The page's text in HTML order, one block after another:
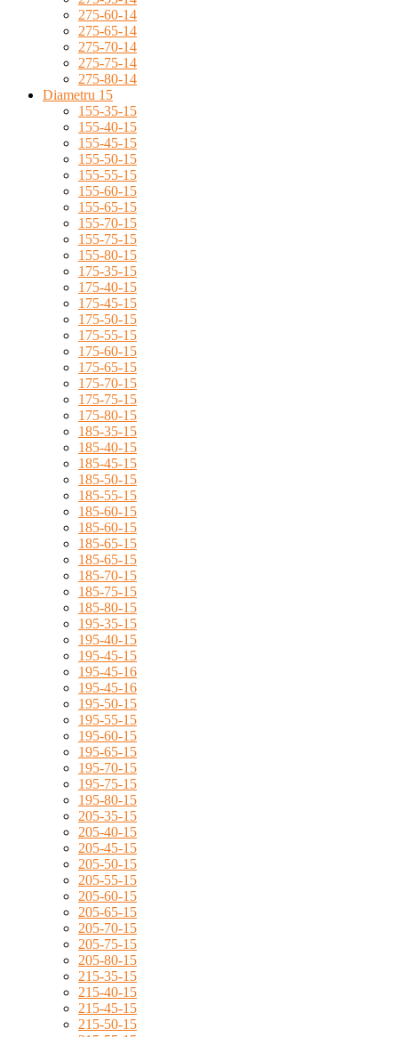
275-60-14
275-65-14
275-70-14
275-75-14
275-80-14
Diametru 15
155-35-15
155-40-15
155-45-15
155-50-15
155-55-15
155-60-15
155-65-15
155-70-15
155-75-15
155-80-15
175-35-15
175-40-15
175-45-15
175-50-15
175-55-15
175-60-15
175-65-15
175-70-15
175-75-15
175-80-15
185-35-15
185-40-15
185-45-15
185-50-15
185-55-15
185-60-15
185-60-15
185-65-15
185-65-15
185-70-15
185-75-15
185-80-15
195-35-15
195-40-15
195-45-15
195-45-16
195-45-16
195-50-15
195-55-15
195-60-15
195-65-15
195-70-15
195-75-15
195-80-15
205-35-15
205-40-15
205-45-15
205-50-15
205-55-15
205-60-15
205-65-15
205-70-15
205-75-15
205-80-15
215-35-15
215-40-15
215-45-15
215-50-15